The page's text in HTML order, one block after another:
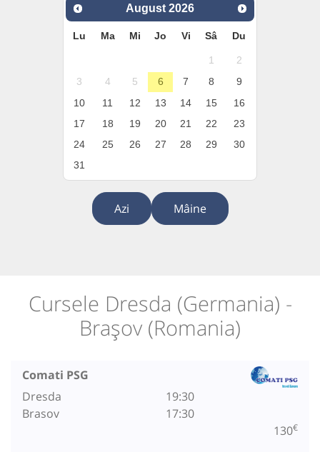
August 2026
Lu Ma Mi Jo Vi Sâ Du
1
2
3
4 5 6 7 8
9
10
11 12 13 14 15
16
17
18 19 20 21 22
23
24
25 26 27 28 29
30
31
Azi Mâine
Cursele Dresda (Germania) -
Brașov (Romania)
Comati PSG
Dresda
Brasov
19:30
17:30
130€